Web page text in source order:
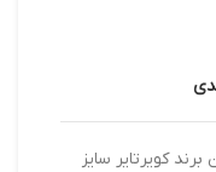
کویرتایر سایز